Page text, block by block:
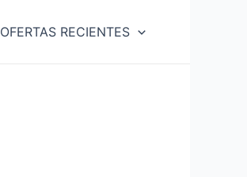
OFERTAS RECIENTES